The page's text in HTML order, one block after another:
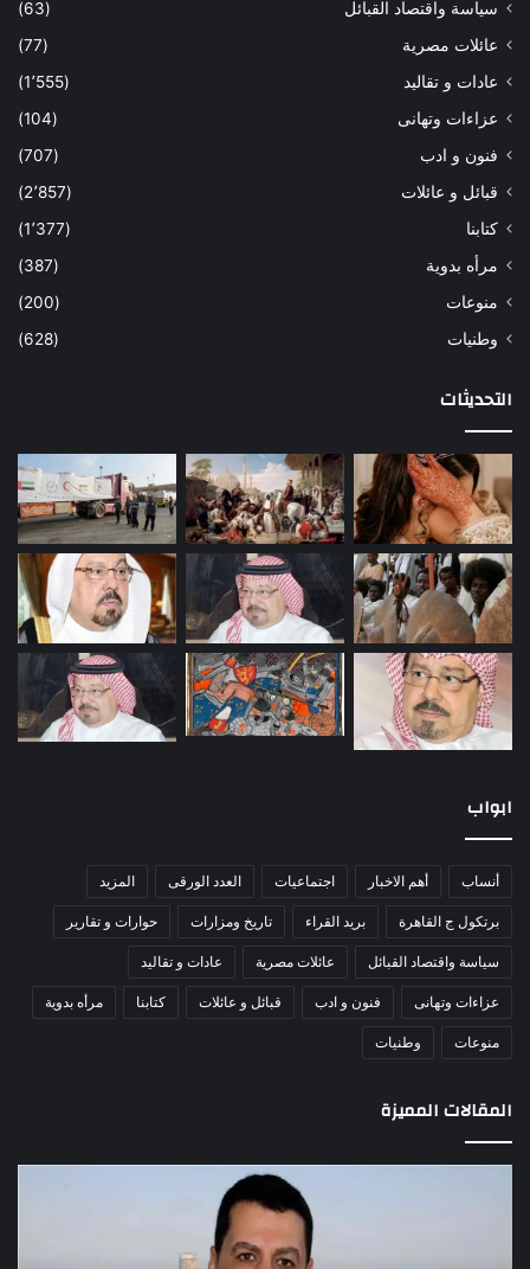
سياسة واقتصاد القبائل
(63)
عائلات مصرية
(77)
عادات و تقاليد
(1٬555)
عزاءات وتهانى
(104)
فنون و ادب
(707)
قبائل و عائلات
(2٬857)
كتابنا
(1٬377)
مرأه بدوية
(387)
منوعات
(200)
وطنيات
(628)
التحديثات
ابواب
أنساب أهم الاخبار اجتماعيات العدد الورقى المزيد
برتكول ج القاهرة بريد القراء تاريخ ومزارات حوارات و تقارير
سياسة واقتصاد القبائل عائلات مصرية عادات و تقاليد
عزاءات وتهانى فنون و ادب قبائل و عائلات كتابنا مرأه بدوية
منوعات وطنيات
المقالات المميزة